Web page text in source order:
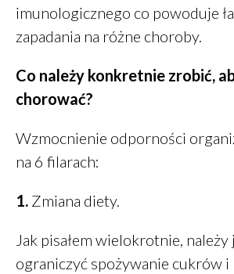
grudzień
styczeń
czerwiec
maj 2021
imunologicznego co powoduje
zapadania na różne choroby.
Co należy konkretnie zrobić,
chorować?
Wzmocnienie odporności
na 6 filarach:
1. Zmiana diety.
Jak pisałem wielokrotnie,
ograniczyć spożywanie cukrów i